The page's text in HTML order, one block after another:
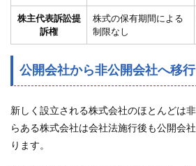
株主代表訴訟提
訴権
株式の保有期間による
制限なし
公開会社から非公開会社へ移行
新しく設立される株式会社のほとんどは
らある株式会社は会社法施行後も公開会
ります。